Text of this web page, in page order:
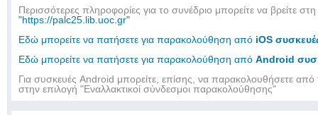
Περισσότερες πληροφορίες για το συνέδριο μπορείτε να βρείτε
"https://palc25.lib.uoc.gr"
Εδώ μπορείτε να πατήσετε για παρακολούθηση από iOS
Εδώ μπορείτε να πατήσετε για παρακολούθηση από Android
Για συσκευές Android μπορείτε, επίσης, να παρακολουθήσετε από
στην επιλογή "Εναλλακτικοί σύνδεσμοι παρακολούθησης"